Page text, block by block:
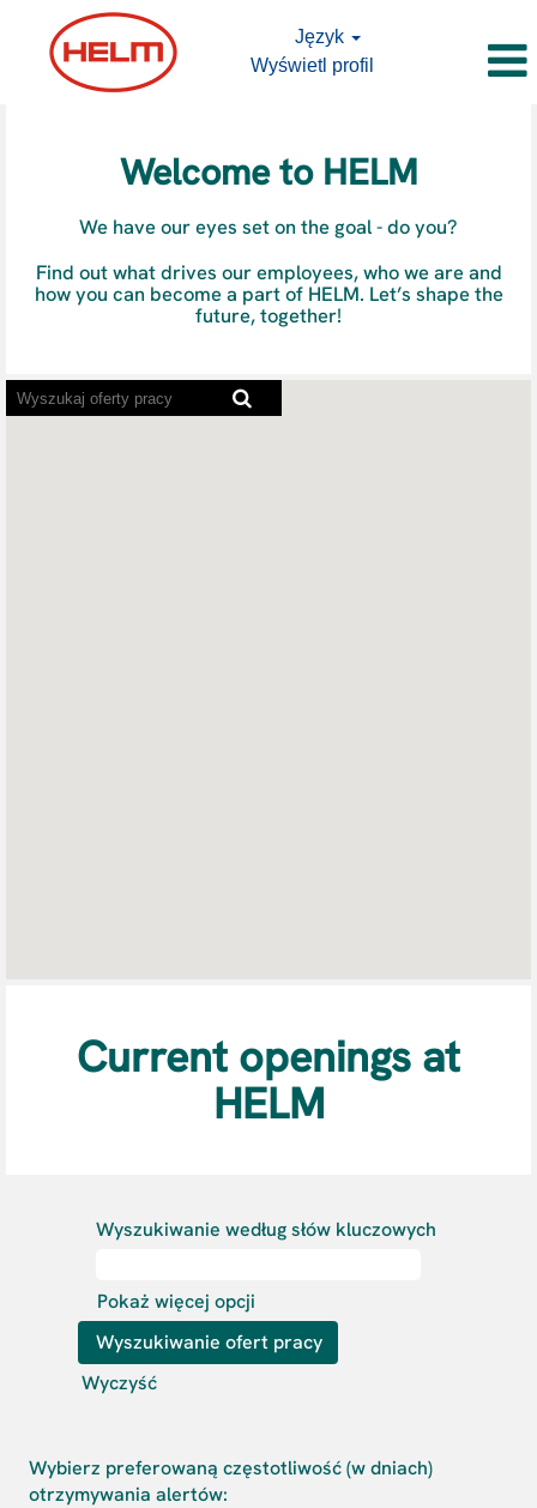
Język
Wyświetl profil
Welcome to HELM
We have our eyes set on the goal - do you?
Find out what drives our employees, who we are and
how you can become a part of HELM. Let’s shape the
future, together!
Poniższa
mapa
Current openings at
HELM
Wyszukiwanie według słów kluczowych
Pokaż więcej opcji
Wyczyść
Wybierz preferowaną częstotliwość (w dniach)
otrzymywania alertów: